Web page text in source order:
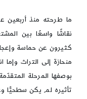
ما طرحته منذ أربعين
نقاشًا واسعًا بين
كثيرون عن حماسة
منحازة إلى التراث وإما
بوصفها المرحلة
تأثيره لم يكن سطحيًّا